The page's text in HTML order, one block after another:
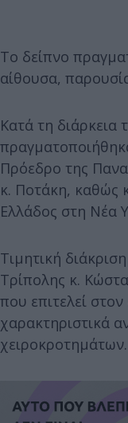
Το δείπνο
αίθουσα,
Κατά τη διάρκεια
Πρόεδρο της
κ. Ποτάκη, καθώς
Ελλάδος στη Νέα
Τιμητική
Τρίπολης κ.
που επιτελεί
χαρακτηριστικά
χειροκροτημάτων.